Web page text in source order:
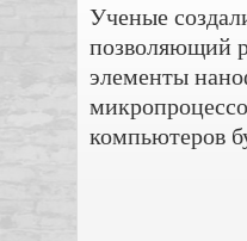
Ученые
позволяющий
элементы
компьютеров